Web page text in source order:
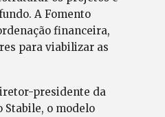
A Fomento
financeira,
para viabilizar as
presidente da
Stabile, o modelo